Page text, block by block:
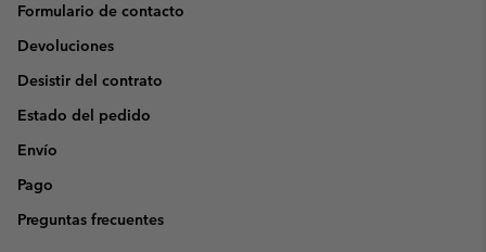
SEARCH
Formulario de contacto
Devoluciones
Desistir del contrato
Estado del pedido
Envío
Pago
Preguntas frecuentes